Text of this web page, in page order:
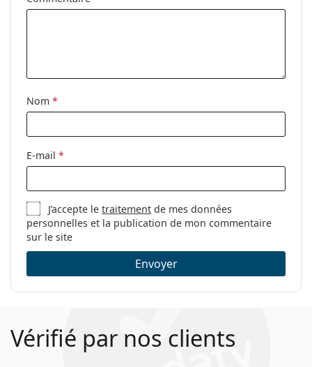
ressort:
Étui:
Oui
Sexe:
Pour hommes
Catégorie:
Lunettes de vue
Marque:
Prada Linea Rossa
Code:
Nom *
E-mail *
J’accepte letraitement de mes données
personnelles et la publication de mon commentaire
sur le site
Envoyer
Vérifié par nos clients